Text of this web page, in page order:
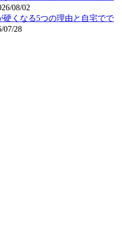
08/02
硬くなる5つの理由と自宅でで
07/28